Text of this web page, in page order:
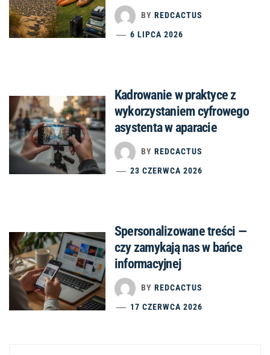
BY REDCACTUS
6 LIPCA 2026
Kadrowanie w praktyce z
wykorzystaniem cyfrowego
asystenta w aparacie
BY REDCACTUS
23 CZERWCA 2026
Spersonalizowane treści —
czy zamykają nas w bańce
informacyjnej
BY REDCACTUS
17 CZERWCA 2026